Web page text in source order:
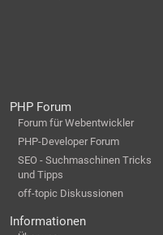
PHP Forum
Forum für Webentwickler
PHP-Developer Forum
SEO - Suchmaschinen Tricks
und Tipps
off-topic Diskussionen
Informationen